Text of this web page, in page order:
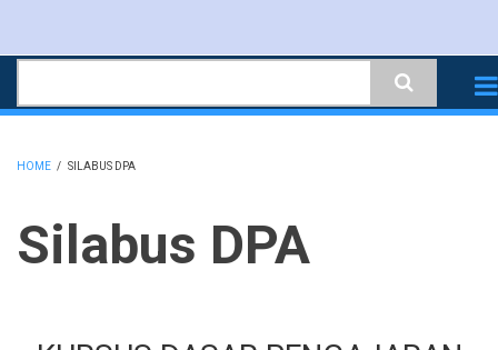
content
HOME / SILABUS DPA
Silabus DPA